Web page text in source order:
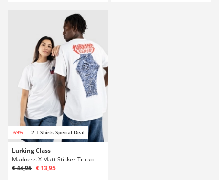
-69% 2 T-Shirts Special Deal
Lurking Class
Madness X Matt Stikker Tricko
€ 44,95 € 13,95